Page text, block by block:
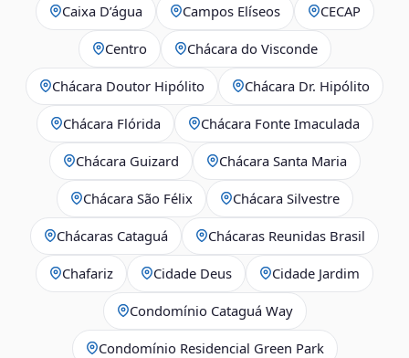
Caixa D’água Campos Elíseos CECAP
Centro Chácara do Visconde
Chácara Doutor Hipólito Chácara Dr. Hipólito
Chácara Flórida Chácara Fonte Imaculada
Chácara Guizard Chácara Santa Maria
Chácara São Félix Chácara Silvestre
Chácaras Cataguá Chácaras Reunidas Brasil
Chafariz Cidade Deus Cidade Jardim
Condomínio Cataguá Way
Condomínio Residencial Green Park